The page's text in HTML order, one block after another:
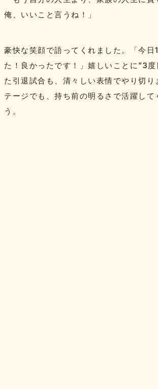
俺、いいこと言うね！」
豪快な笑顔で語ってくれました。「今日
た！良かったです！」嬉しいことに”3度
た引退試合も、清々しい表情でやり切り
テージでも、持ち前の明るさで活躍して
う。